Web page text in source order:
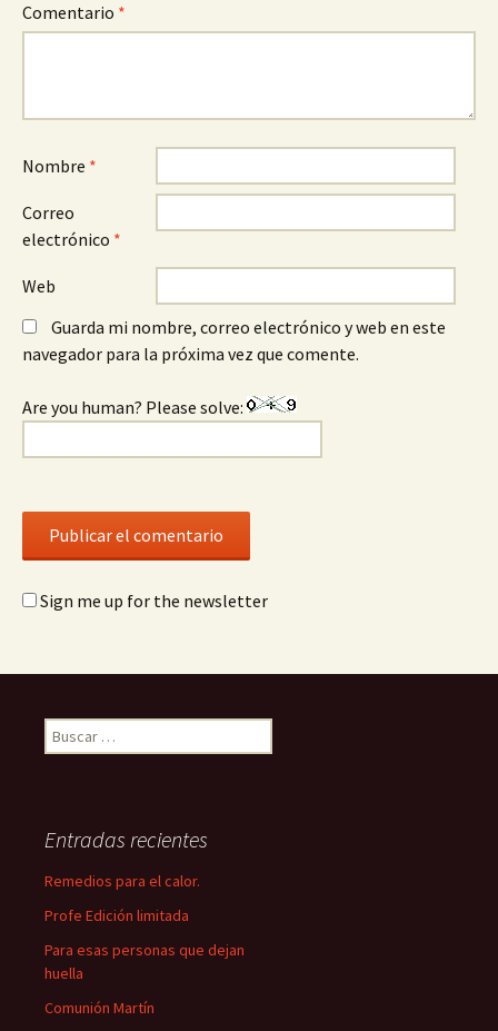
Comentario *
Nombre *
Correo
electrónico *
Web
Guarda mi nombre, correo electrónico y web en este
navegador para la próxima vez que comente.
Are you human? Please solve:
Sign me up for the newsletter
Buscar:
Entradas recientes
Remedios para el calor.
Profe Edición limitada
Para esas personas que dejan
huella
Comunión Martín